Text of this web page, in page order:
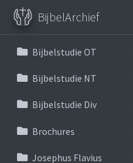
BijbelArchief
Bijbelstudie OT
Bijbelstudie NT
Bijbelstudie Div
Brochures
Josephus Flavius